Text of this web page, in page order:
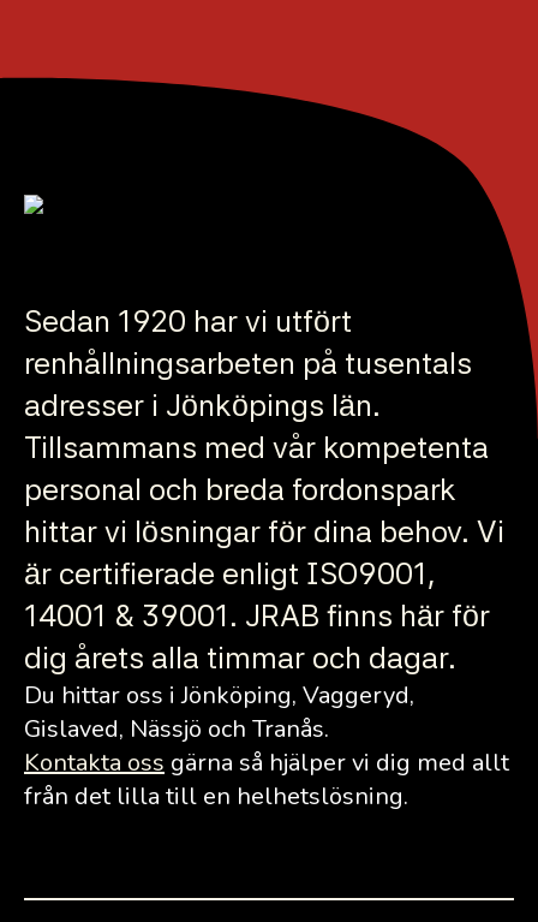
Sedan 1920 har vi utfört
renhållningsarbeten på tusentals
adresser i Jönköpings län.
Tillsammans med vår kompetenta
personal och breda fordonspark
hittar vi lösningar för dina behov. Vi
är certifierade enligt ISO9001,
14001 & 39001. JRAB finns här för
dig årets alla timmar och dagar.
Du hittar oss i Jönköping, Vaggeryd,
Gislaved, Nässjö och Tranås.
Kontakta oss gärna så hjälper vi dig med allt
från det lilla till en helhetslösning.